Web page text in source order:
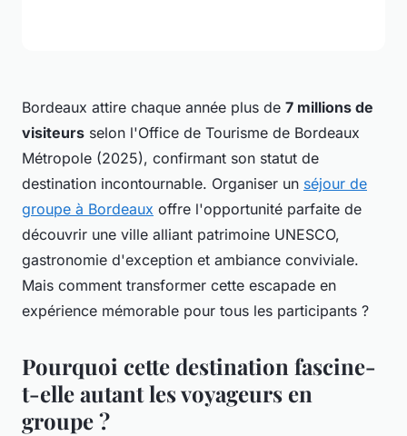
Bordeaux attire chaque année plus de 7 millions de
visiteurs selon l'Office de Tourisme de Bordeaux
Métropole (2025), confirmant son statut de
destination incontournable. Organiser un séjour de
groupe à Bordeaux offre l'opportunité parfaite de
découvrir une ville alliant patrimoine UNESCO,
gastronomie d'exception et ambiance conviviale.
Mais comment transformer cette escapade en
expérience mémorable pour tous les participants ?
Pourquoi cette destination fascine-
t-elle autant les voyageurs en
groupe ?